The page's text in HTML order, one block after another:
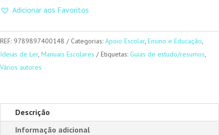
Resumos
-
Farsa
de
Inês
Vicente
Adicionar aos Favoritos
REF: 9789897400148 Categorias: Apoio Escolar, Ensino e Educação,
Ideias de Ler, Manuais Escolares Etiquetas: Guias de estudo/resumos,
Vários autores
Descrição
Informação adicional